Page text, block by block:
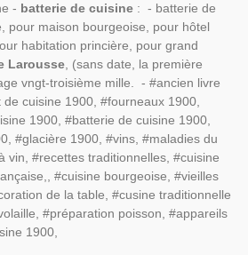
- batterie de cuisine : - batterie de
pour maison bourgeoise, pour hôtel
habitation princière, pour grand
Larousse , (sans date, la première
vngt-troisième mille.
- #ancien livre
cuisine 1900, #fourneaux 1900,
1900, #batterie de cuisine 1900,
#glacière 1900, #vins, #maladies du
vin, #recettes traditionnelles, #cuisine
#cuisine bourgeoise, #vieilles
de la table, #cusine traditionnelle
#préparation poisson, #appareils
1900,